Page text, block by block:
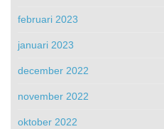
februari 2023
januari 2023
december 2022
november 2022
oktober 2022